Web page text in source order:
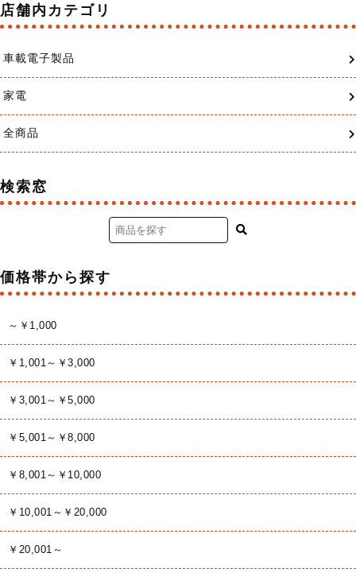
店舗内カテゴリ
車載電子製品
家電
全商品
検索窓
価格帯から探す
～￥1,000
￥1,001～￥3,000
￥3,001～￥5,000
￥5,001～￥8,000
￥8,001～￥10,000
￥10,001～￥20,000
￥20,001～